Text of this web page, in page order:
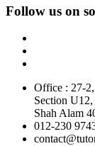
Follow us on
Office : 27-2,
Section
Shah Alam
012-230